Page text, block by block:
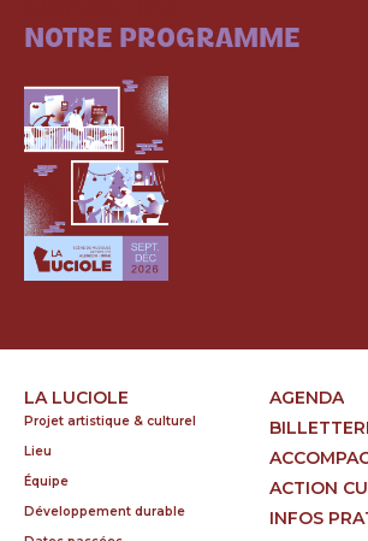
NOTRE PROGRAMME
LA LUCIOLE
Projet artistique & culturel
Lieu
Équipe
Développement durable
AGENDA
ACTION
INFOS